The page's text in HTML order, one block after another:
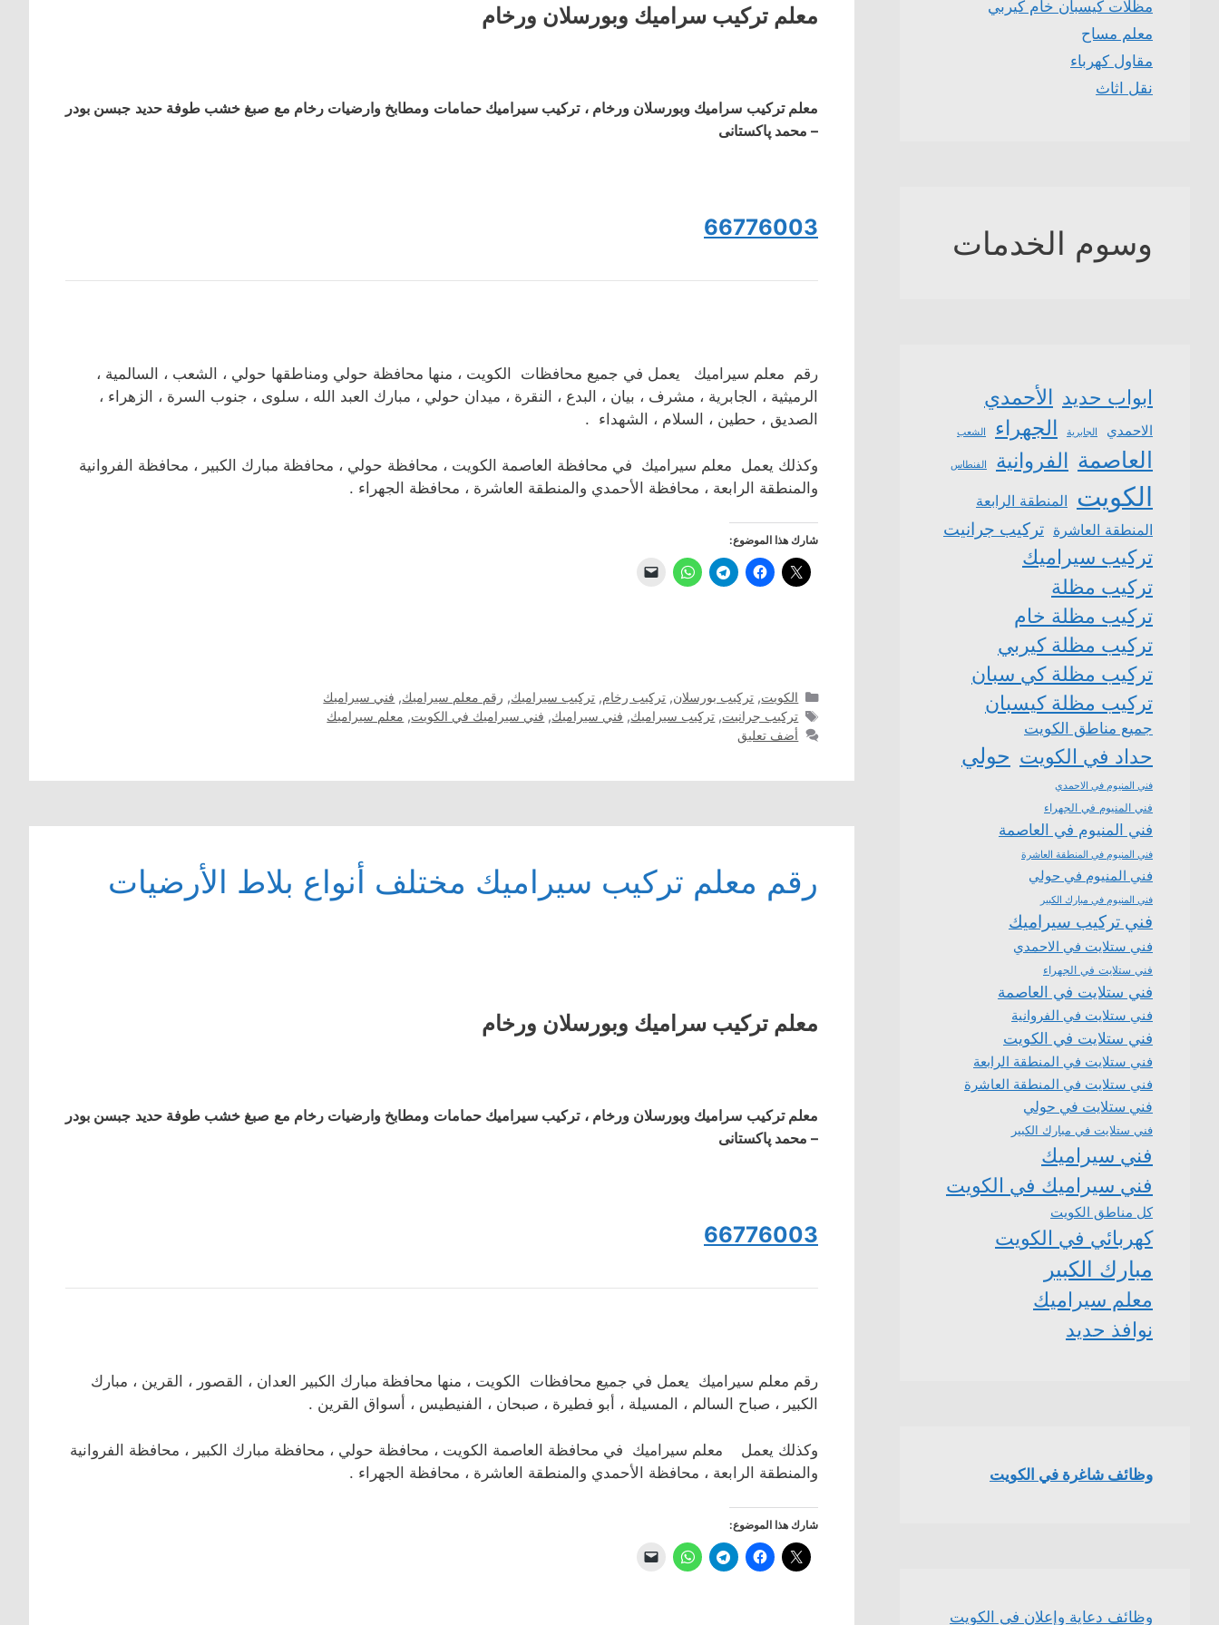
معلم ترکیب سرامیك وبورسلان ورخام
معلم ترکیب سرامیك وبورسلان ورخام ، تركيب سيراميك حمامات ومطابخ وارضیات رخام مع صبغ خشب طوفة حدید جبسن بودر
– محمد پاکستانی
66776003
رقم معلم سيراميك يعمل في جميع محافظات الكويت ، منها محافظة حولي ومناطقها حولي ، الشعب ، السالمية ،
الرميثية ، الجابرية ، مشرف ، بيان ، البدع ، النقرة ، ميدان حولي ، مبارك العبد الله ، سلوى ، جنوب السرة ، الزهراء ،
الصديق ، حطين ، السلام ، الشهداء .
وكذلك يعمل معلم سيراميك في محافظة العاصمة الكويت ، محافظة حولي ، محافظة مبارك الكبير ، محافظة الفروانية
والمنطقة الرابعة ، محافظة الأحمدي والمنطقة العاشرة ، محافظة الجهراء .
شارك هذا الموضوع:
التصنيفات
الكويت, تركيب بورسلان, تركيب رخام, تركيب سيراميك, رقم معلم سيراميك, فني سيراميك
الوسوم
تركيب جرانيت, تركيب سيراميك, فني سيراميك, فني سيراميك في الكويت, معلم سيراميك
أضف تعليق
رقم معلم تركيب سيراميك مختلف أنواع بلاط الأرضيات
معلم ترکیب سرامیك وبورسلان ورخام
معلم ترکیب سرامیك وبورسلان ورخام ، تركيب سيراميك حمامات ومطابخ وارضیات رخام مع صبغ خشب طوفة حدید جبسن بودر
– محمد پاکستانی
66776003
رقم معلم سيراميك يعمل في جميع محافظات الكويت ، منها محافظة مبارك الكبير العدان ، القصور ، القرين ، مبارك
الكبير ، صباح السالم ، المسيلة ، أبو فطيرة ، صبحان ، الفنيطيس ، أسواق القرين .
وكذلك يعمل معلم سيراميك في محافظة العاصمة الكويت ، محافظة حولي ، محافظة مبارك الكبير ، محافظة الفروانية
والمنطقة الرابعة ، محافظة الأحمدي والمنطقة العاشرة ، محافظة الجهراء .
شارك هذا الموضوع:
مظلات كيسبان خام كيربي
معلم مساح
مقاول كهرباء
نقل اثاث
وسوم الخدمات
ابواب حديد الأحمدي
الاحمدي الجابرية الجهراء الشعب
العاصمة الفروانية الفنطاس
الكويت المنطقة الرابعة
المنطقة العاشرة تركيب جرانيت
تركيب سيراميك
تركيب مظلة
تركيب مظلة خام
تركيب مظلة كيربي
تركيب مظلة كي سبان
تركيب مظلة كيسبان
جميع مناطق الكويت
حداد في الكويت حولي
فني المنيوم في الاحمدي
فني المنيوم في الجهراء
فني المنيوم في العاصمة
فني المنيوم في المنطقة العاشرة
فني المنيوم في حولي
فني المنيوم في مبارك الكبير
فني تركيب سيراميك
فني ستلايت في الاحمدي
فني ستلايت في الجهراء
فني ستلايت في العاصمة
فني ستلايت في الفروانية
فني ستلايت في الكويت
فني ستلايت في المنطقة الرابعة
فني ستلايت في المنطقة العاشرة
فني ستلايت في حولي
فني ستلايت في مبارك الكبير
فني سيراميك
فني سيراميك في الكويت
كل مناطق الكويت
كهربائي في الكويت
مبارك الكبير
معلم سيراميك
نوافذ حديد
وظائف شاغرة في الكويت
وظائف دعاية وإعلان في الكويت